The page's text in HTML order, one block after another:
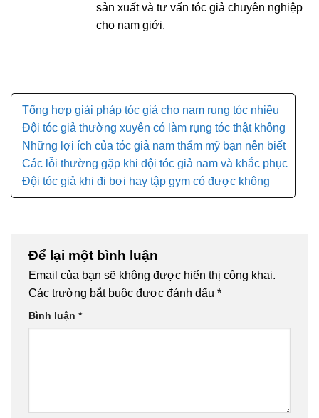
sản xuất và tư vấn tóc giả chuyên nghiệp
cho nam giới.
Tổng hợp giải pháp tóc giả cho nam rụng tóc nhiều
Đội tóc giả thường xuyên có làm rụng tóc thật không
Những lợi ích của tóc giả nam thẩm mỹ bạn nên biết
Các lỗi thường gặp khi đội tóc giả nam và khắc phục
Đội tóc giả khi đi bơi hay tập gym có được không
Để lại một bình luận
Email của bạn sẽ không được hiển thị công khai.
Các trường bắt buộc được đánh dấu *
Bình luận *